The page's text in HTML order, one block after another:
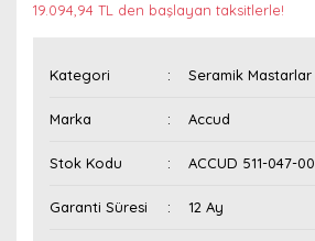
19.094,94 TL den başlayan taksitlerle!
Kategori Seramik Mastarlar
Marka Accud
Stok Kodu ACCUD 511-047-00
Garanti Süresi 12 Ay